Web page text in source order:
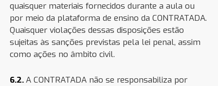
quaisquer materiais fornecidos durante a aula ou
por meio da plataforma de ensino da CONTRATADA.
Quaisquer violações dessas disposições estão
sujeitas às sanções previstas pela lei penal, assim
como ações no âmbito civil.
6.2.A CONTRATADA não se responsabiliza por